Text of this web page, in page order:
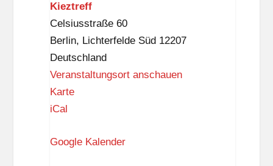
n
a
p
p
Kieztreff
Celsiusstraße 60
Berlin, Lichterfelde Süd 12207
Deutschland
Veranstaltungsort anschauen
KarteK
z
iCal
Google Kalender